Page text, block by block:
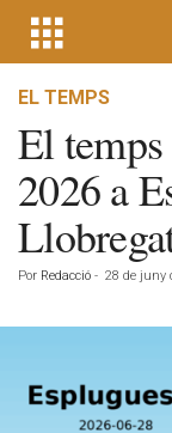
EL TEMPS
El
2026 a
Por Redacció - 28 de juny